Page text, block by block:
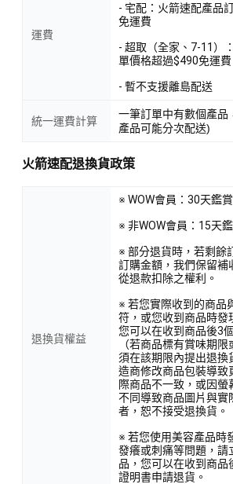
運費
- 宅配：火箭速配產品
免運費
- 超取（全家、7-11）
單價格超過$490免運費
- 暫不支援離島配送
統一運費計算
一筆訂單中有數個產品
產品可能分次配送)
火箭速配退換貨政策
退換貨權益
※ WOW會員：30天鑑
※ 非WOW會員：15天
※ 部分退貨時，若剩餘
訂購金額，我們保留補
從退款扣除之權利。
※ 若您實際收到的商品
符，或您收到商品時發
您可以在收到商品後3
（若商品標有賞味期
須在該期限內提出退換
造商修改商品包裝導致
際商品不一致，或因螢
不同導致商品圖片與實
者，恕不接受退換貨。
※ 若您使用美容產品時
發癢或刺痛等問題，請
品，您可以在收到商品
證明書申請退貨。